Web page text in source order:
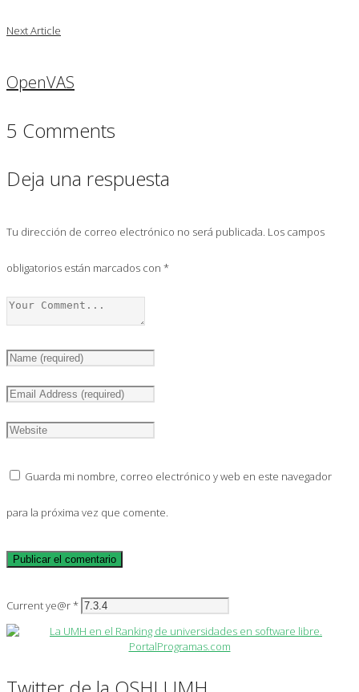
Next Article
OpenVAS
5 Comments
Deja una respuesta
Tu dirección de correo electrónico no será publicada. Los campos
obligatorios están marcados con *
Guarda mi nombre, correo electrónico y web en este navegador
para la próxima vez que comente.
Current ye@r*